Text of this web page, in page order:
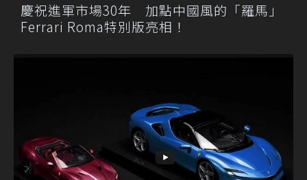
慶祝進軍市場30年 加點中國風的「羅馬」
Ferrari Roma特別版亮相！